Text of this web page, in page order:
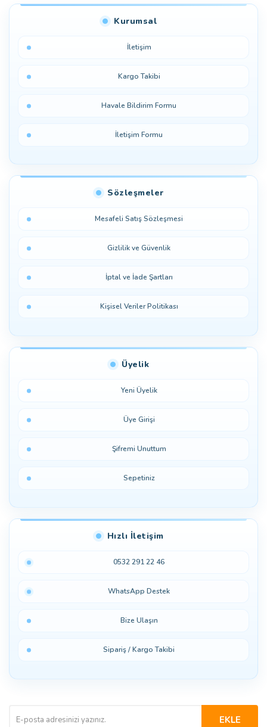
Kurumsal
İletişim
Kargo Takibi
Havale Bildirim Formu
İletişim Formu
Sözleşmeler
Mesafeli Satış Sözleşmesi
Gizlilik ve Güvenlik
İptal ve İade Şartları
Kişisel Veriler Politikası
Üyelik
Yeni Üyelik
Üye Girişi
Şifremi Unuttum
Sepetiniz
Hızlı İletişim
0532 291 22 46
WhatsApp Destek
Bize Ulaşın
Sipariş / Kargo Takibi
EKLE